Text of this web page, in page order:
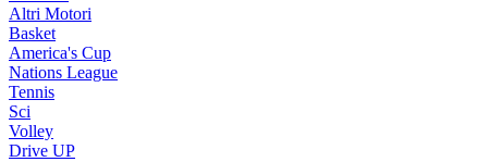
Altri Motori
Basket
America's Cup
Nations League
Tennis
Sci
Volley
Drive UP